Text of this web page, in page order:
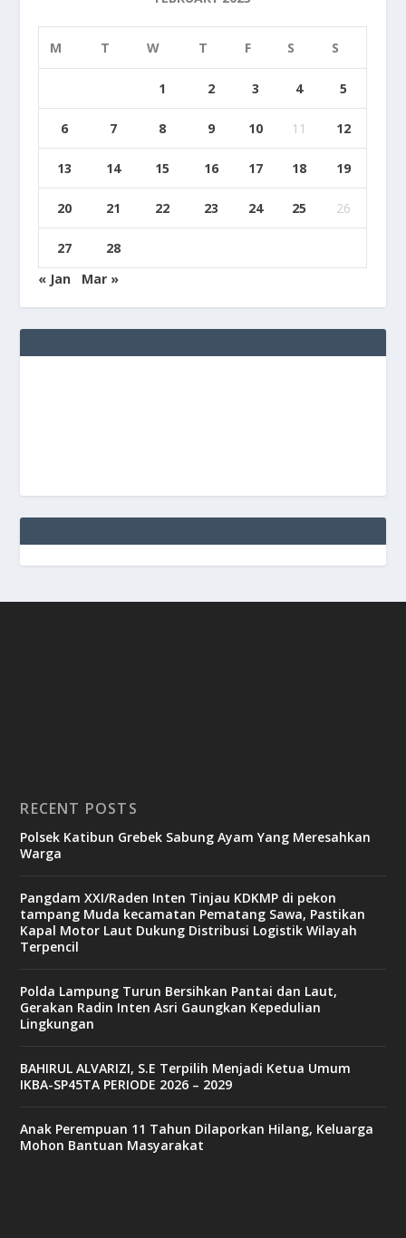
M T W T F S S
1 2 3 4 5
6 7 8 9 10 11 12
13 14 15 16 17 18 19
20 21 22 23 24 25 26
27
28
« Jan
Mar »
RECENT POSTS
Polsek Katibun Grebek Sabung Ayam Yang Meresahkan
Warga
Pangdam XXI/Raden Inten Tinjau KDKMP di pekon
tampang Muda kecamatan Pematang Sawa, Pastikan
Kapal Motor Laut Dukung Distribusi Logistik Wilayah
Terpencil
Polda Lampung Turun Bersihkan Pantai dan Laut,
Gerakan Radin Inten Asri Gaungkan Kepedulian
Lingkungan
BAHIRUL ALVARIZI, S.E Terpilih Menjadi Ketua Umum
IKBA-SP45TA PERIODE 2026 – 2029
Anak Perempuan 11 Tahun Dilaporkan Hilang, Keluarga
Mohon Bantuan Masyarakat